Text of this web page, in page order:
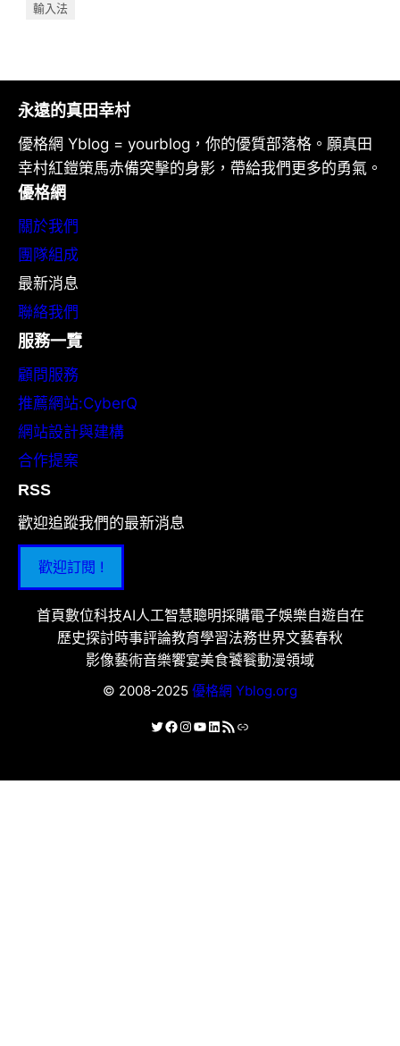
輸入法
永遠的真田幸村
優格網 Yblog = yourblog，你的優質部落格。願真田
幸村紅鎧策馬赤備突擊的身影，帶給我們更多的勇氣。
優格網
關於我們
團隊組成
最新消息
聯絡我們
服務一覽
顧問服務
推薦網站:CyberQ
網站設計與建構
合作提案
RSS
歡迎追蹤我們的最新消息
歡迎訂閱 !
首頁數位科技AI人工智慧聰明採購電子娛樂自遊自在
歷史探討時事評論教育學習法務世界文藝春秋
影像藝術音樂饗宴美食饕餮動漫領域
© 2008-2025 優格網 Yblog.org
X Facebook
Instagram
YouTube
LinkedIn
RSS 資訊提供連結